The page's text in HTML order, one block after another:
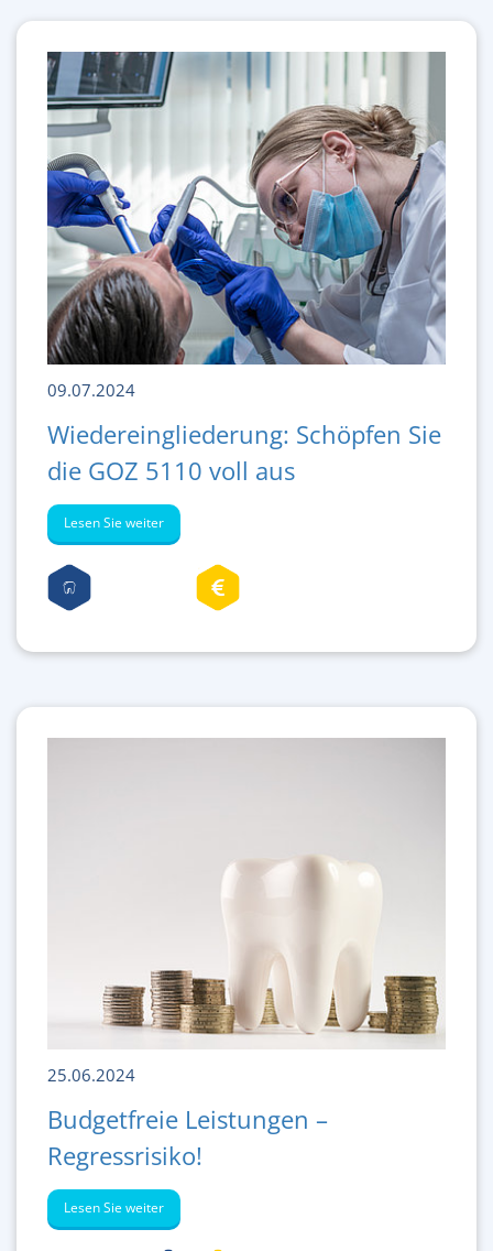
09.07.2024
Wiedereingliederung: Schöpfen Sie
die GOZ 5110 voll aus
Lesen Sie weiter
25.06.2024
Budgetfreie Leistungen –
Regressrisiko!
Lesen Sie weiter